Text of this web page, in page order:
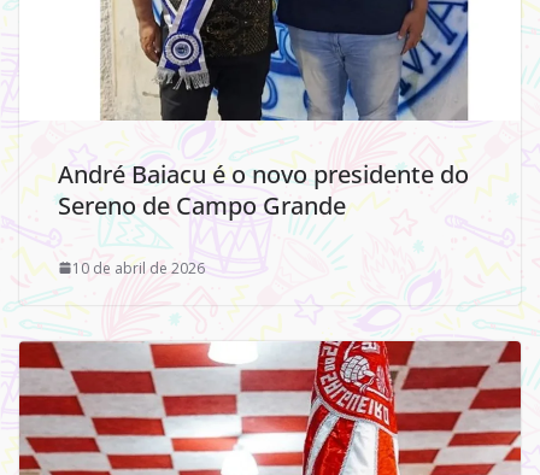
André Baiacu é o novo presidente do
Sereno de Campo Grande
10 de abril de 2026